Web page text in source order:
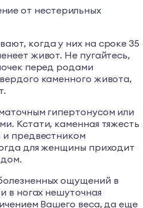
от нестерильных
когда у них на сроке 35
живот. Не пугайтесь,
перед родами
каменного живота,
гипертонусом или
Кстати, каменная тяжесть
предвестником
для женщины приходит
ощущений в
в ногах нешуточная
Вашего веса, да еще